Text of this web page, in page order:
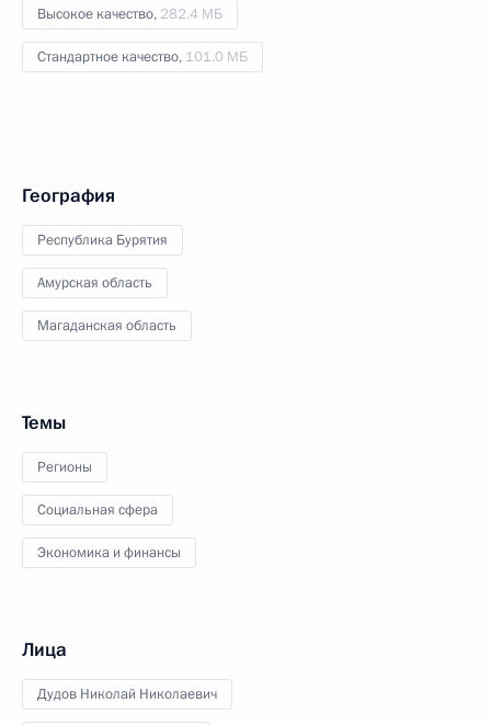
Высокое качество, 282.4 МБ
Стандартное качество, 101.0 МБ
География
Республика Бурятия
Амурская область
Магаданская область
Темы
Регионы
Социальная сфера
Экономика и финансы
Лица
Дудов Николай Николаевич